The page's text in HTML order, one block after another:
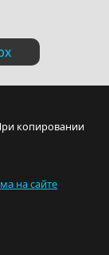
копировании
на сайте